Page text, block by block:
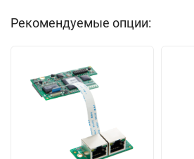
Рекомендуемые опции: